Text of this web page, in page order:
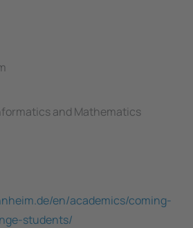
and Mathematics
en/academics/coming-
students/